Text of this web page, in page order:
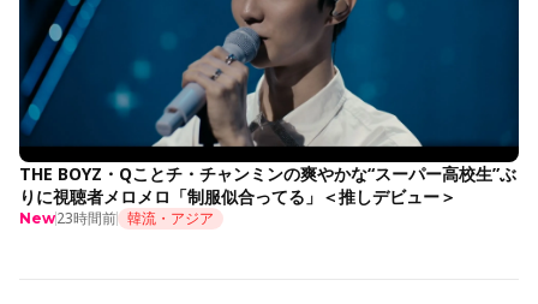
THE BOYZ・Qことチ・チャンミンの爽やかな“スーパー高校生”ぶ
りに視聴者メロメロ「制服似合ってる」＜推しデビュー＞
New23時間前 韓流・アジア